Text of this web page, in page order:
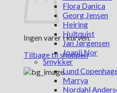
Ingen varer i kurven.
Tilbage til shoppen
Flora Danica
Georg Jensen
Heiring
Hultquist
Jan Jørgensen
Joanli Nor
Smykker
Lund
Marrya
Nordahl